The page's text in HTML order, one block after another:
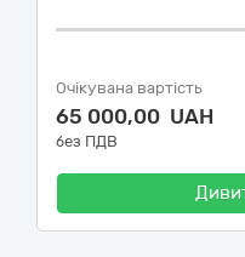
Очікувана вартість
65 000,00 UAH
без ПДВ